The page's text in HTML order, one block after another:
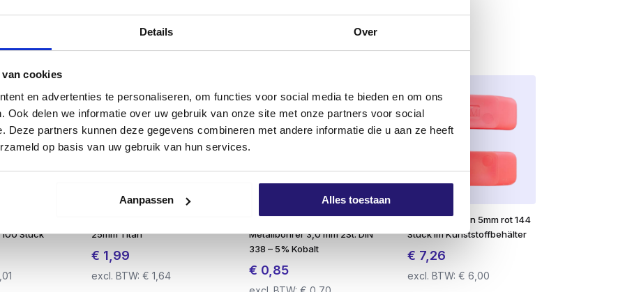
Details Over
cookies
en advertenties te personaliseren, om functies voor social media te bieden en om ons
Ook delen we informatie over uw gebruik van onze site met onze partners voor social
Deze partners kunnen deze gegevens combineren met andere informatie die u aan ze heeft
op basis van uw gebruik van hun services.
Aanpassen Alles toestaan
für schöne Senkungen ohne Splitter.
für optimalen Halt und einfache Handhabung.
Eindrehen ohne Spaltung des Holzes.
Durchdrehen und bietet maximale Kontrolle.
Stück
25mm Titan
€ 1,99
excl. BTW:€ 1,64
REX Steelmaster HSS-Co5
Metallbohrer 3,0 mm 2St. DIN
338 – 5% Kobalt
€ 0,85
Spachtelplatten 5mm rot 144
Stück im Kunststoffbehälter
€ 7,26
excl. BTW: € 6,00